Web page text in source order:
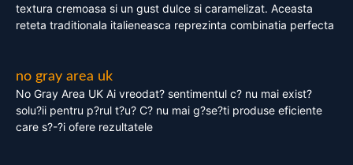
textura cremoasa si un gust dulce si caramelizat. Aceasta
reteta traditionala italieneasca reprezinta combinatia perfecta
no gray area uk
No Gray Area UK Ai vreodat? sentimentul c? nu mai exist?
solu?ii pentru p?rul t?u? C? nu mai g?se?ti produse eficiente
care s?-?i ofere rezultatele